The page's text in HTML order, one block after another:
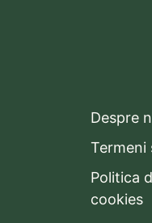
Despre
Termeni
Politica
cookies